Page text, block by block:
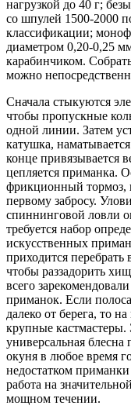
нагрузкой до 40 г;
со шпулей 1500-2000
классификации;
диаметром 0,20-0,25
карабинчиком.
можно
Сначала стыкуются
чтобы пропускные
одной линии. Затем
катушка,
конце привязывается
цепляется приманка.
фрикционный тормоз,
первому забросу.
спиннинговой ловли
требуется набор
искусственных
приходится перебрать
чтобы раззадорить
всего
приманок. Если
далеко от берега, то
крупные кастмастеры.
универсальная
окуня в любое время
недостатком приманки
работа на
мощном течении.